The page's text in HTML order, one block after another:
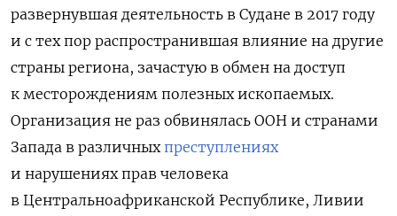
развернувшая деятельность в Судане в 2017 году
и с тех пор распространившая влияние на другие
страны региона, зачастую в обмен на доступ
к месторождениям полезных ископаемых.
Организация не раз обвинялась ООН и странами
Запада в различных преступлениях
и нарушениях прав человека
в Центральноафриканской Республике, Ливии